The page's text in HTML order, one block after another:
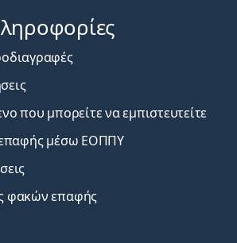
που μπορείτε να εμπιστευτείτε
επαφής μέσω ΕΟΠΠΥ
φακών επαφής